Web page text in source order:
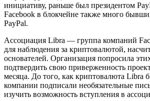
инициативу, раньше был президентом
Facebook в блокчейне также много
PayPal.
Ассоциация Libra — группа компаний
для наблюдения за криптовалютой,
основателей. Организация попросила
подтвердить свою приверженность
месяца. До того, как криптовалюта Libra
компании подписали необязательные
изучить возможность вступления в